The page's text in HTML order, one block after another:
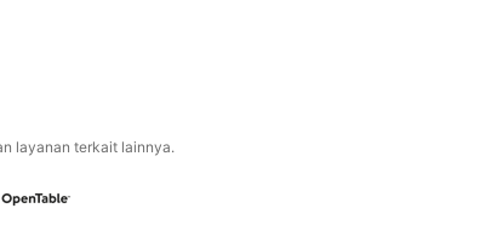
layanan terkait lainnya.